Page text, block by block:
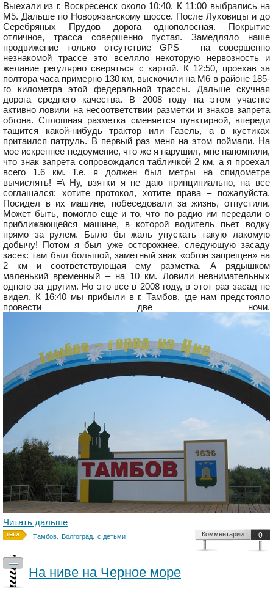
Выехали из г. Воскресенск около 10:40. К 11:00 выбрались на
М5. Дальше по Новорязанскому шоссе. После Луховицы и до
Серебряных Прудов дорога однополосная. Покрытие
отличное, трасса совершенно пустая. Замедляло наше
продвижение только отсутствие GPS – на совершенно
незнакомой трассе это вселяло некоторую нервозность и
желание регулярно сверяться с картой. К 12:50, проехав за
полтора часа примерно 130 км, выскочили на М6 в районе 185-
го километра этой федеральной трассы. Дальше скучная
дорога среднего качества. В 2008 году на этом участке
активно ловили на несоответствии разметки и знаков запрета
обгона. Сплошная разметка сменяется пунктирной, впереди
тащится какой-нибудь трактор или Газель, а в кустиках
притаился патруль. В первый раз меня на этом поймали. На
мое искреннее недоумение, что же я нарушил, мне напомнили,
что знак запрета сопровождался табличкой 2 км, а я проехал
всего 1.6 км. Т.е. я должен был метры на спидометре
вычислять! =\ Ну, взятки я не даю принципиально, на все
соглашался: хотите протокол, хотите права – пожалуйста.
Посидел в их машине, побеседовали за жизнь, отпустили.
Может быть, помогло еще и то, что по радио им передали о
приближающейся машине, в которой водитель пьет водку
прямо за рулем. Было бы жаль упускать такую лакомую
добычу! Потом я был уже осторожнее, следующую засаду
засек: там был большой, заметный знак «обгон запрещен» на
2 км и соответствующая ему разметка. А рядышком
маленький временный – на 10 км. Ловили невнимательных
одного за другим. Но это все в 2008 году, в этот раз засад не
видел. К 16:40 мы прибыли в г. Тамбов, где нам предстояло
провести две ночи.
Читать дальше
Тамбов, Волгоград, с детьми 0
Комментарии
—
На ниве на Черное море